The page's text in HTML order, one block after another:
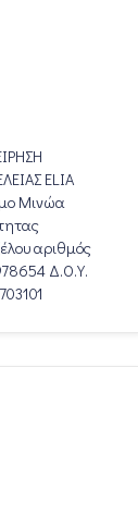
ELIA
Μινώα
αριθμός
Δ.Ο.Υ.